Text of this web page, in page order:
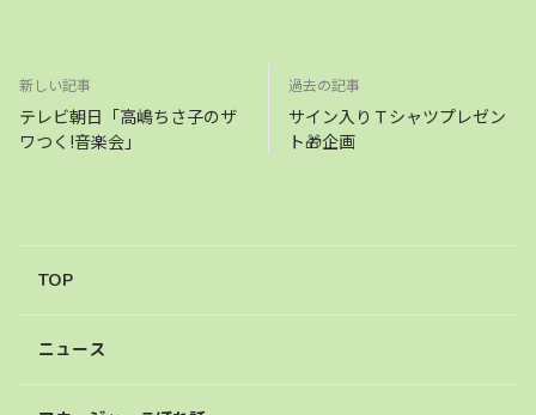
新しい記事
テレビ朝日「高嶋ちさ子のザ
ワつく!音楽会」
過去の記事
サイン入りＴシャツプレゼン
ト🎁企画
TOP
ニュース